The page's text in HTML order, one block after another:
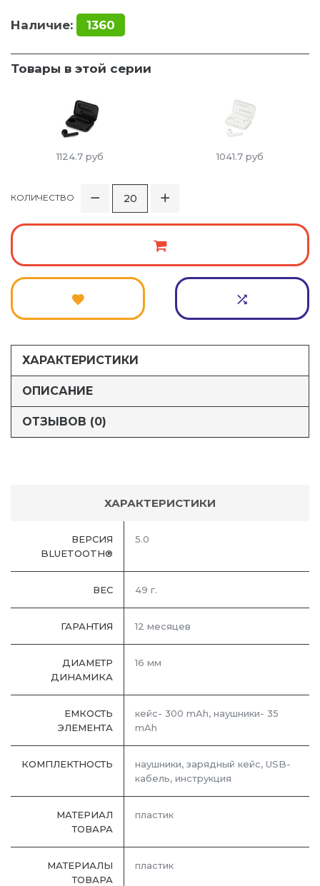
Наличие: 1360
Товары в этой серии
1124.7 руб 1041.7 руб
КОЛИЧЕСТВО
ХАРАКТЕРИСТИКИ
ОПИСАНИЕ
ОТЗЫВОВ (0)
ХАРАКТЕРИСТИКИ
ВЕРСИЯ
BLUETOOTH®
5.0
ВЕС 49 г.
ГАРАНТИЯ 12 месяцев
ДИАМЕТР
ДИНАМИКА
16 мм
ЕМКОСТЬ
ЭЛЕМЕНТА
кейс- 300 mAh, наушники- 35
mAh
КОМПЛЕКТНОСТЬ
наушники, зарядный кейс, USB-
кабель, инструкция
МАТЕРИАЛ
ТОВАРА
пластик
МАТЕРИАЛЫ
ТОВАРА
пластик